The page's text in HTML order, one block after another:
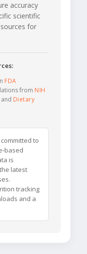
accuracy
scientific
for
FDA
from NIH
and Dietary
to
based
is
latest
tracking
and a